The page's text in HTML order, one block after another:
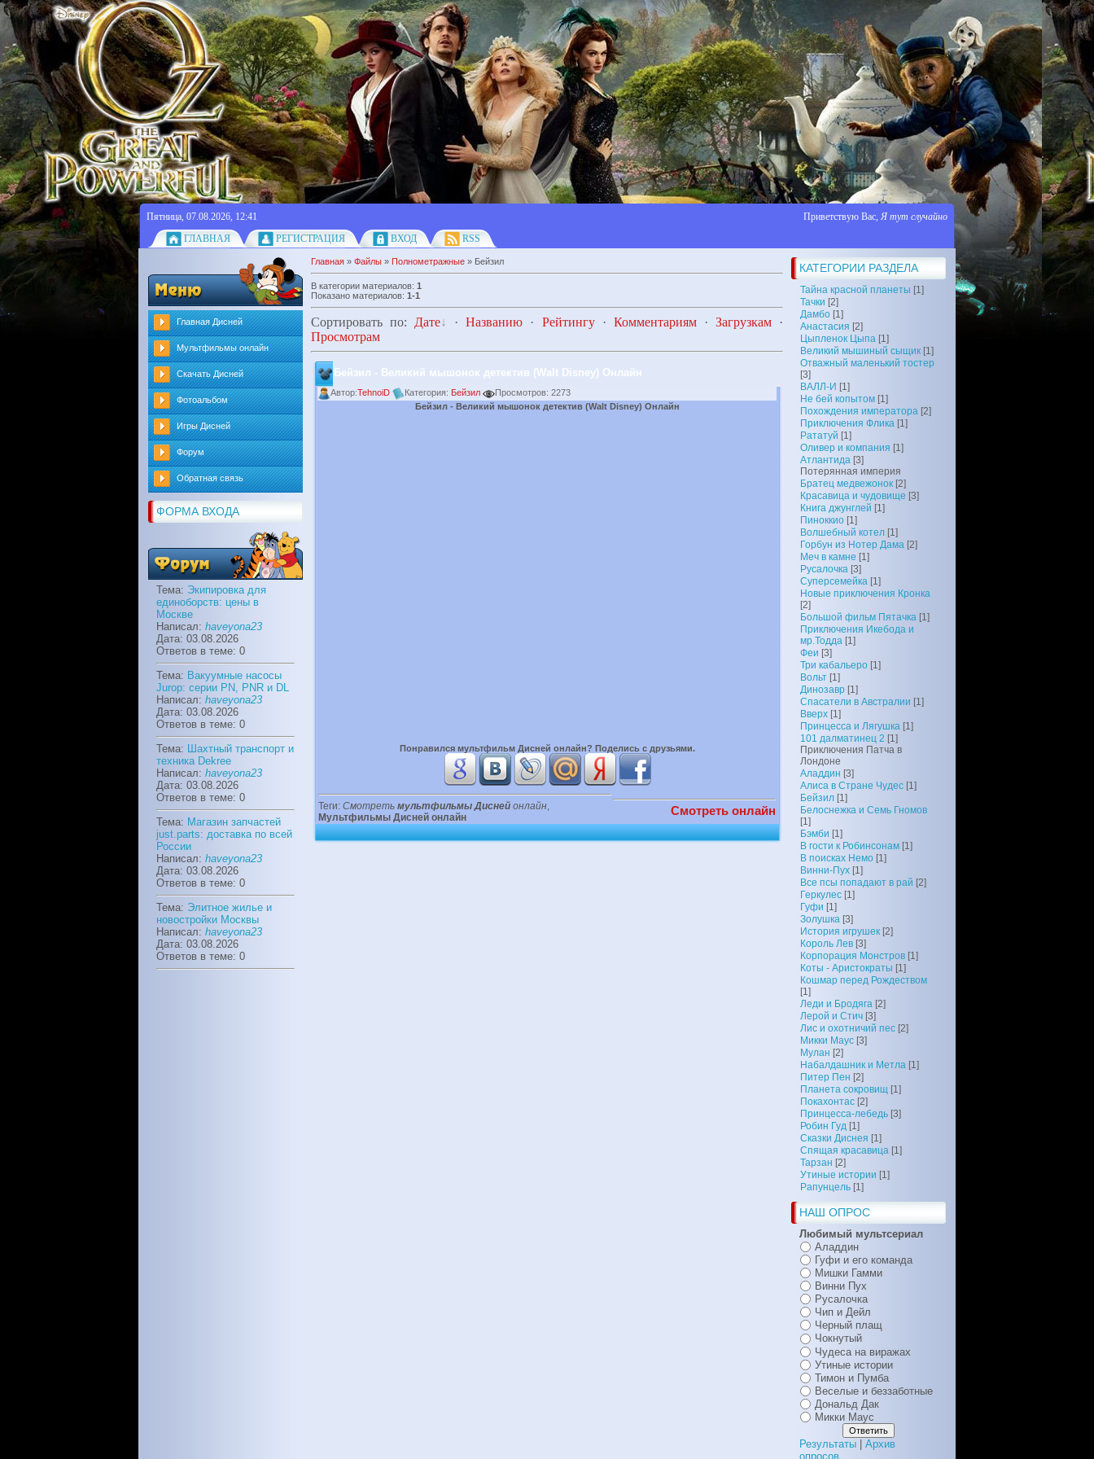
Пятница, 07.08.2026, 12:41 Приветствую Вас, Я тут случайно
ГЛАВНАЯ
РЕГИСТРАЦИЯ ВХОД RSS
Главная Дисней
Мультфильмы онлайн
Скачать Дисней
Фотоальбом
Игры Дисней
Форум
Обратная связь
ФОРМА ВХОДА
Тема: Экипировка для
единоборств: цены в
Москве
Написал: haveyona23
Дата: 03.08.2026
Ответов в теме: 0
Тема: Вакуумные насосы
Jurop: серии PN, PNR и DL
Написал: haveyona23
Дата: 03.08.2026
Ответов в теме: 0
Тема: Шахтный транспорт и
техника Dekree
Написал: haveyona23
Дата: 03.08.2026
Ответов в теме: 0
Тема: Магазин запчастей
just.parts: доставка по всей
России
Написал: haveyona23
Дата: 03.08.2026
Ответов в теме: 0
Тема: Элитное жилье и
новостройки Москвы
Написал: haveyona23
Дата: 03.08.2026
Ответов в теме: 0
КАТЕГОРИИ РАЗДЕЛА
Тайна красной планеты [1]
Тачки [2]
Дамбо [1]
Анастасия [2]
Цыпленок Цыпа [1]
Великий мышиный сыщик [1]
Отважный маленький тостер
[3]
ВАЛЛ-И [1]
Не бей копытом [1]
Похождения императора [2]
Приключения Флика [1]
Рататуй [1]
Оливер и компания [1]
Атлантида [3]
Потерянная империя
Братец медвежонок [2]
Красавица и чудовище [3]
Книга джунглей [1]
Пиноккио [1]
Волшебный котел [1]
Горбун из Нотер Дама [2]
Меч в камне [1]
Русалочка [3]
Суперсемейка [1]
Новые приключения Кронка
[2]
Большой фильм Пятачка [1]
Приключения Икебода и
мр.Тодда [1]
Феи [3]
Три кабальеро [1]
Вольт [1]
Динозавр [1]
Спасатели в Австралии [1]
Вверх [1]
Принцесса и Лягушка [1]
101 далматинец 2 [1]
Приключения Патча в
Лондоне
Аладдин [3]
Алиса в Стране Чудес [1]
Бейзил [1]
Белоснежка и Семь Гномов
[1]
Бэмби [1]
В гости к Робинсонам [1]
В поисках Немо [1]
Винни-Пух [1]
Все псы попадают в рай [2]
Геркулес [1]
Гуфи [1]
Золушка [3]
История игрушек [2]
Король Лев [3]
Корпорация Монстров [1]
Коты - Аристократы [1]
Кошмар перед Рождеством
[1]
Леди и Бродяга [2]
Лерой и Стич [3]
Лис и охотничий пес [2]
Микки Маус [3]
Мулан [2]
Набалдашник и Метла [1]
Питер Пен [2]
Планета сокровищ [1]
Покахонтас [2]
Принцесса-лебедь [3]
Робин Гуд [1]
Сказки Диснея [1]
Спящая красавица [1]
Тарзан [2]
Утиные истории [1]
Рапунцель [1]
НАШ ОПРОС
Любимый мультсериал
Аладдин
Гуфи и его команда
Мишки Гамми
Винни Пух
Русалочка
Чип и Дейл
Черный плащ
Чокнутый
Чудеса на виражах
Утиные истории
Тимон и Пумба
Веселые и беззаботные
Дональд Дак
Микки Маус
Результаты
Архив
опросов
Главная » Файлы » Полнометражные » Бейзил
В категории материалов: 1
Показано материалов: 1-1
Сортировать по: Дате ·Названию · Рейтингу· Комментариям· Загрузкам·
Просмотрам
Бейзил - Великий мышонок детектив (Walt Disney) Онлайн
Автор:TehnoiD Категория: Бейзил
Просмотров: 2273
Бейзил - Великий мышонок детектив (Walt Disney) Онлайн
Понравился мультфильм Дисней онлайн? Поделись с друзьями.
Теги: Смотреть мультфильмы Дисней онлайн,
Мультфильмы Дисней онлайн
Смотреть онлайн